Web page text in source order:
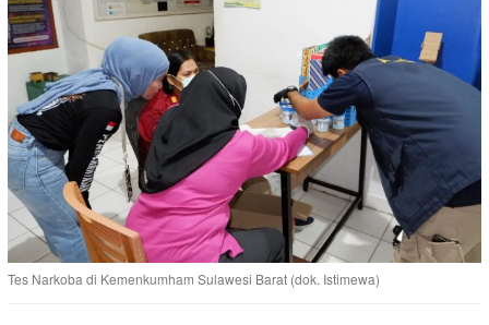
Tes Narkoba di Kemenkumham Sulawesi Barat (dok. Istimewa)